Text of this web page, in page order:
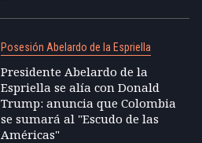
Posesión Abelardo de la Espriella
Presidente Abelardo de la
Espriella se alía con Donald
Trump: anuncia que Colombia
se sumará al "Escudo de las
Américas"